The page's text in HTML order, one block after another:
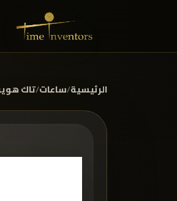
الرئيسية/ساعات/تاك